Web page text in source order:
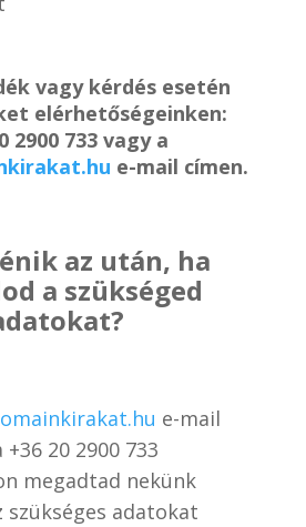
vagy kérdés esetén
elérhetőségeinken:
2900 733 vagy a
e-mail címen.
az után, ha
a szükséged
e-mail
+36 20 2900 733
megadtad nekünk
szükséges adatokat